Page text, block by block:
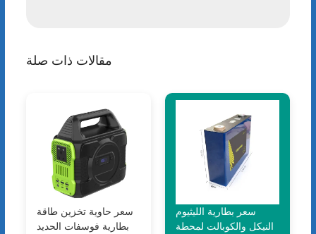
مقالات ذات صلة
سعر حاوية تخزين طاقة
بطارية فوسفات الحديد
سعر بطارية الليثيوم
النيكل والكوبالت لمحطة